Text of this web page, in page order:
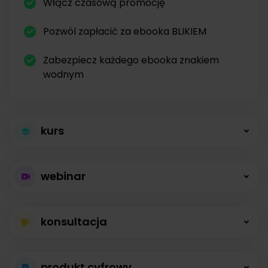
Pozwól zapłacić za ebooka BLIKIEM
Zabezpiecz każdego ebooka znakiem
wodnym
kurs
kursów
Kursy online z modułami, lekcjami, nagraniami i
opisami dostępne od zaraz.
webinar
bez limitów
konsultacja